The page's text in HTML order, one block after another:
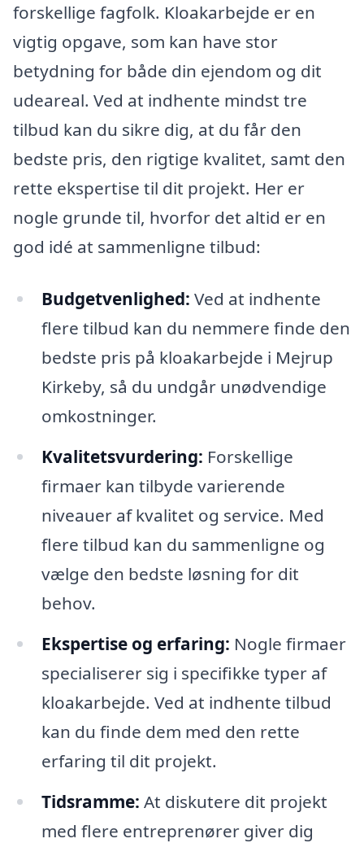
forskellige fagfolk. Kloakarbejde er en
vigtig opgave, som kan have stor
betydning for både din ejendom og dit
udeareal. Ved at indhente mindst tre
tilbud kan du sikre dig, at du får den
bedste pris, den rigtige kvalitet, samt den
rette ekspertise til dit projekt. Her er
nogle grunde til, hvorfor det altid er en
god idé at sammenligne tilbud:
Budgetvenlighed: Ved at indhente
flere tilbud kan du nemmere finde den
bedste pris på kloakarbejde i Mejrup
Kirkeby, så du undgår unødvendige
omkostninger.
Kvalitetsvurdering: Forskellige
firmaer kan tilbyde varierende
niveauer af kvalitet og service. Med
flere tilbud kan du sammenligne og
vælge den bedste løsning for dit
behov.
Ekspertise og erfaring: Nogle firmaer
specialiserer sig i specifikke typer af
kloakarbejde. Ved at indhente tilbud
kan du finde dem med den rette
erfaring til dit projekt.
Tidsramme: At diskutere dit projekt
med flere entreprenører giver dig